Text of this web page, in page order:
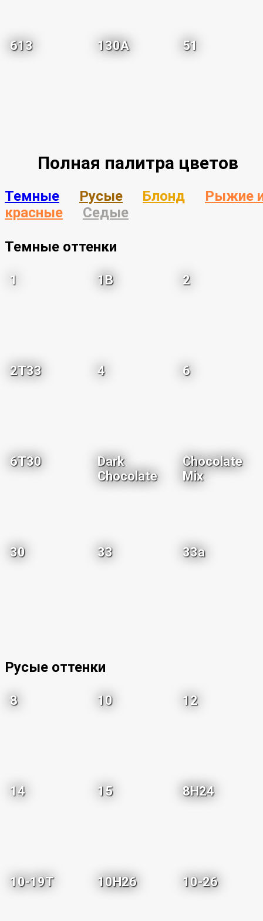
613 130A 51
Полная палитра цветов
Темные Русые Блонд
Рыжие
красные
Седые
Темные оттенки
1 1B 2
2T33 4 6
6T30
Dark
Chocolate
Chocolate
Mix
30 33 33a
Русые оттенки
8 10 12
14 15 8H24
10-19T 10H26 10-26